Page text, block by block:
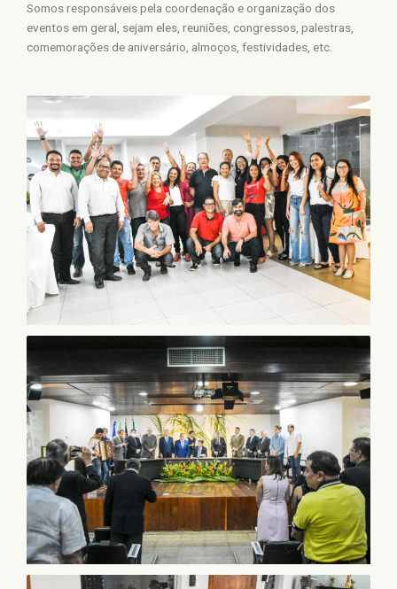
Somos responsáveis pela coordenação e organização dos
eventos em geral, sejam eles, reuniões, congressos, palestras,
comemorações de aniversário, almoços, festividades, etc.